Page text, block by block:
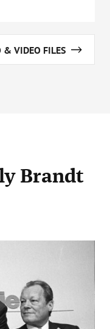
& VIDEO FILES
Brandt